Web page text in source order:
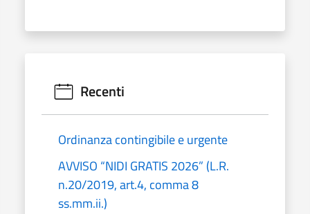
Recenti
Ordinanza contingibile e urgente
AVVISO “NIDI GRATIS 2026” (L.R.
n.20/2019, art.4, comma 8
ss.mm.ii.)